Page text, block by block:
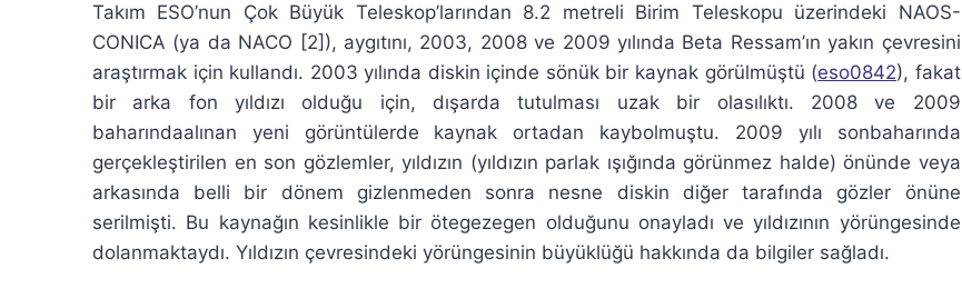
Takım ESO’nun Çok Büyük Teleskop’larından 8.2 metreli Birim Teleskopu üzerindeki NAOS-
CONICA (ya da NACO [2]), aygıtını, 2003, 2008 ve 2009 yılında Beta Ressam’ın yakın çevresini
araştırmak için kullandı. 2003 yılında diskin içinde sönük bir kaynak görülmüştü (eso0842), fakat
bir arka fon yıldızı olduğu için, dışarda tutulması uzak bir olasılıktı. 2008 ve 2009
baharındaalınan yeni görüntülerde kaynak ortadan kaybolmuştu. 2009 yılı sonbaharında
gerçekleştirilen en son gözlemler, yıldızın (yıldızın parlak ışığında görünmez halde) önünde veya
arkasında belli bir dönem gizlenmeden sonra nesne diskin diğer tarafında gözler önüne
serilmişti. Bu kaynağın kesinlikle bir ötegezegen olduğunu onayladı ve yıldızının yörüngesinde
dolanmaktaydı. Yıldızın çevresindeki yörüngesinin büyüklüğü hakkında da bilgiler sağladı.